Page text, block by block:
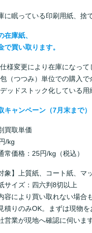
に眠っている印刷用紙、捨
在庫紙、
で買い取ります。
仕様変更により在庫になって
包（つつみ）単位での購入
デッドストック化している用
キャンペーン（7月末まで）
買取単価
/kg
常価格：25円/kg（税込）
象】上質紙、コート紙、マ
サイズ：四六判8切以上
容により買い取れない場合
積りのみOK。まずは現物を
営業が現地へ確認に伺います